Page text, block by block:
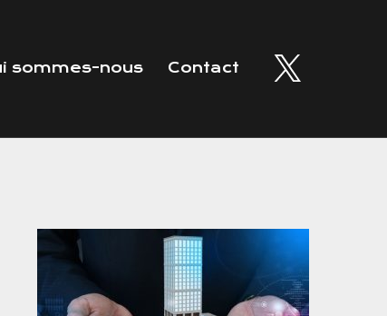
sommes-nous Contact